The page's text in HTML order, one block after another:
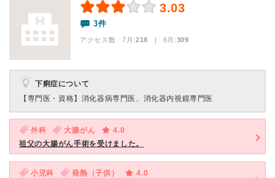
3.03
3件
アクセス数 7月:218 | 6月:309
下痢症について
【専門医・資格】 消化器病専門医、消化器内視鏡専門医
外科 大腸がん
4.0
祖父の大腸がん手術を受けました。
小児科 発熱（子供）
4.0